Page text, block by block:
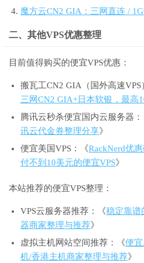
魔方云CN2 GIA：三网直连 /
二、其他VPS优惠整理
目前值得购买的便宜VPS优惠：
搬瓦工CN2 GIA（国外高速VPS
三网CN2 GIA+日本软银，最高
腾讯云秒杀便宜国内云服务器：
讯云代金券整理分享》
便宜美国VPS：《RackNerd优
付不到10美元的便宜VPS》
本站推荐的便宜VPS整理：
VPS云服务器推荐：《稳定靠谱
器商家整理与推荐》
虚拟主机网站空间推荐：《便
机/香港主机商家整理与推荐》